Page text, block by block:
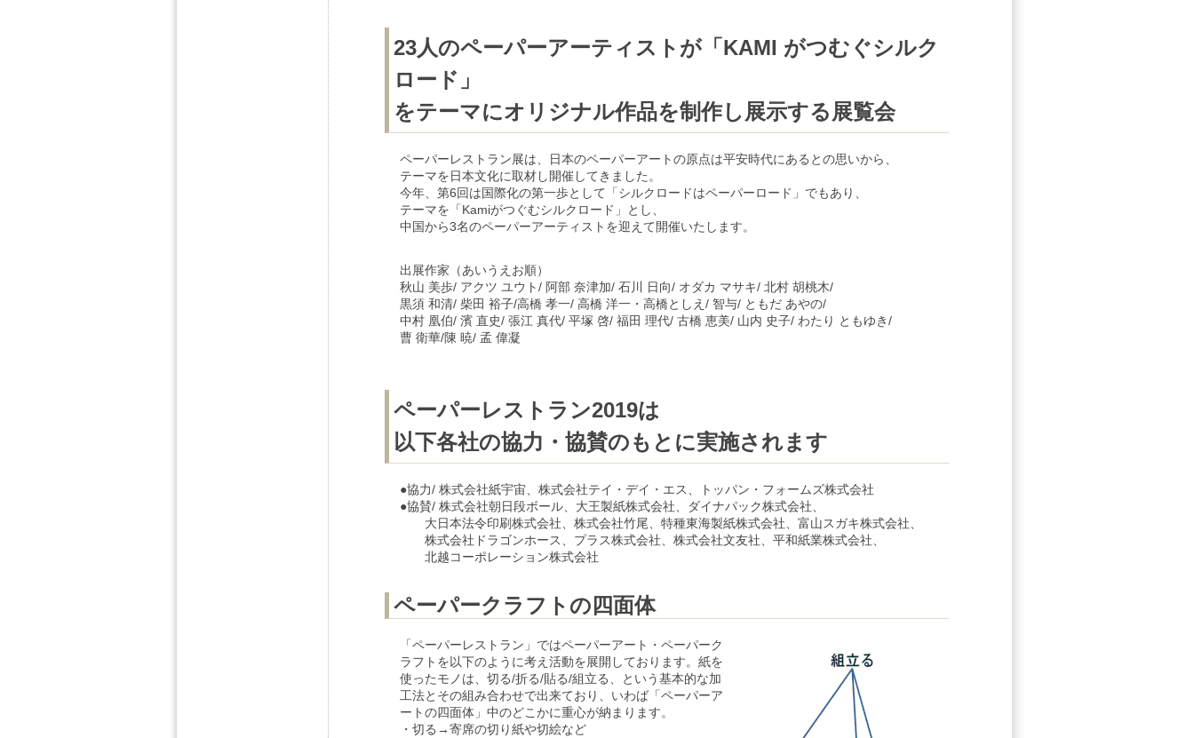
23人のペーパーアーティストが「KAMI がつむぐシルク
ロード」
をテーマにオリジナル作品を制作し展示する展覧会
ペーパーレストラン展は、日本のペーパーアートの原点は平安時代にあるとの思いから、
テーマを日本文化に取材し開催してきました。
今年、第6回は国際化の第一歩として「シルクロードはペーパーロード」でもあり、
テーマを「Kamiがつぐむシルクロード」とし、
中国から3名のペーパーアーティストを迎えて開催いたします。
出展作家（あいうえお順）
秋山 美歩/ アクツ ユウト/ 阿部 奈津加/ 石川 日向/ オダカ マサキ/ 北村 胡桃木/
黒須 和清/ 柴田 裕子/高橋 孝一/ 高橋 洋一・高橋としえ/ 智与/ ともだ あやの/
中村 凰伯/ 濱 直史/ 張江 真代/ 平塚 啓/ 福田 理代/ 古橋 恵美/ 山内 史子/ わたり ともゆき/
曹 衛華/陳 暁/ 孟 偉凝
ペーパーレストラン2019は
以下各社の協力・協賛のもとに実施されます
●協力/ 株式会社紙宇宙、株式会社テイ・デイ・エス、トッパン・フォームズ株式会社
●協賛/ 株式会社朝日段ボール、大王製紙株式会社、ダイナパック株式会社、
大日本法令印刷株式会社、株式会社竹尾、特種東海製紙株式会社、富山スガキ株式会社、
株式会社ドラゴンホース、プラス株式会社、株式会社文友社、平和紙業株式会社、
北越コーポレーション株式会社
ペーパークラフトの四面体
「ペーパーレストラン」ではペーパーアート・ペーパーク
ラフトを以下のように考え活動を展開しております。紙を
使ったモノは、切る/折る/貼る/組立る、という基本的な加
工法とその組み合わせで出来ており、いわば「ペーパーア
ートの四面体」中のどこかに重心が納まります。
・切る→寄席の切り紙や切絵など